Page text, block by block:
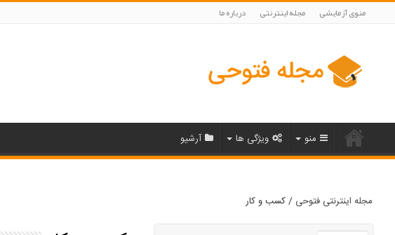
منوی آزمایشی مجله اینترنتی درباره ما
منو ویژگی ها آرشیو
مجله اینترنتی فتوحی /کسب و کار